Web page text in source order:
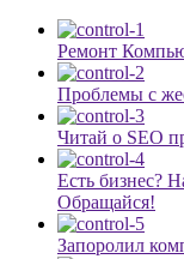
Ремонт
Проблемы с
Читай о SEO
Есть бизнес?
Обращайся!
Запоролил